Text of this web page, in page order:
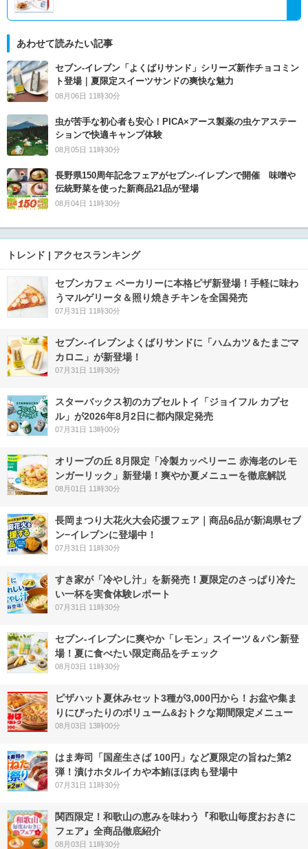
あわせて読みたい記事
セブン‐イレブン「よくばりサンド」シリーズ新作チョコミン
ト登場｜夏限定スイーツサンドの爽快な魅力
08月06日 11時30分
虫が苦手な初心者も安心！PICA×アース製薬の虫ケアステー
ションで快適キャンプ体験
08月05日 11時30分
長野県150周年記念フェアがセブン-イレブンで開催 味噌や
伝統野菜を使った新商品21品が登場
08月04日 11時30分
トレンド | アクセスランキング
セブンカフェ ベーカリーに本格ピザ新登場！手軽に味わ
うマルゲリータ＆照り焼きチキンを全国発売
07月31日 11時30分
セブン‐イレブンよくばりサンドに「ハムカツ＆たまごマ
カロニ」が新登場！
07月31日 11時30分
スターバックス初のカプセルトイ「ジョイフル カプセ
ル」が2026年8月2日に都内限定発売
07月31日 13時00分
オリーブの丘 8月限定「冷製カッペリーニ 赤海老のレモ
ンガーリック」新登場！爽やか夏メニューを徹底解説
08月01日 11時30分
長岡まつり大花火大会応援フェア｜商品6品が新潟県セブ
ン−イレブンに登場中！
07月31日 11時30分
すき家が「冷やし汁」を新発売！夏限定のさっぱり冷た
い一杯を実食体験レポート
07月31日 11時30分
セブン‐イレブンに爽やか「レモン」スイーツ＆パン新登
場！夏に食べたい限定商品をチェック
08月03日 11時30分
ピザハット夏休みセット3種が3,000円から！お盆や集ま
りにぴったりのボリューム&おトクな期間限定メニュー
08月03日 13時00分
はま寿司「国産生さば 100円」など夏限定の旨ねた第2
弾！漬けホタルイカや本鮪ほほ肉も登場中
07月31日 11時30分
関西限定！和歌山の恵みを味わう『和歌山毎度おおきに
フェア』全商品徹底紹介
08月03日 11時30分